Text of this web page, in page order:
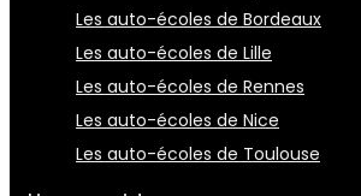
Les auto-écoles de Bordeaux
Les auto-écoles de Lille
Les auto-écoles de Rennes
Les auto-écoles de Nice
Les auto-écoles de Toulouse